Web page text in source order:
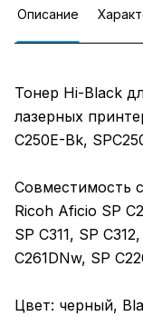
Описание
Тонер Hi-Black
лазерных
C250E-Bk,
Совместимость
Ricoh Aficio SP
SP C311, SP
C261DNw, SP
Цвет: черный,